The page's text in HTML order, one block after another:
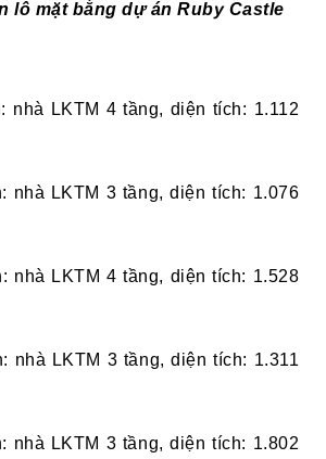
lô mặt bằng dự án Ruby Castle
nhà LKTM 4 tầng, diện tích: 1.112
nhà LKTM 3 tầng, diện tích: 1.076
nhà LKTM 4 tầng, diện tích: 1.528
nhà LKTM 3 tầng, diện tích: 1.311
nhà LKTM 3 tầng, diện tích: 1.802